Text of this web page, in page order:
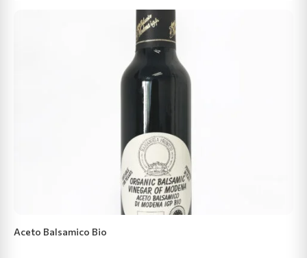
Aceto Balsamico Bio